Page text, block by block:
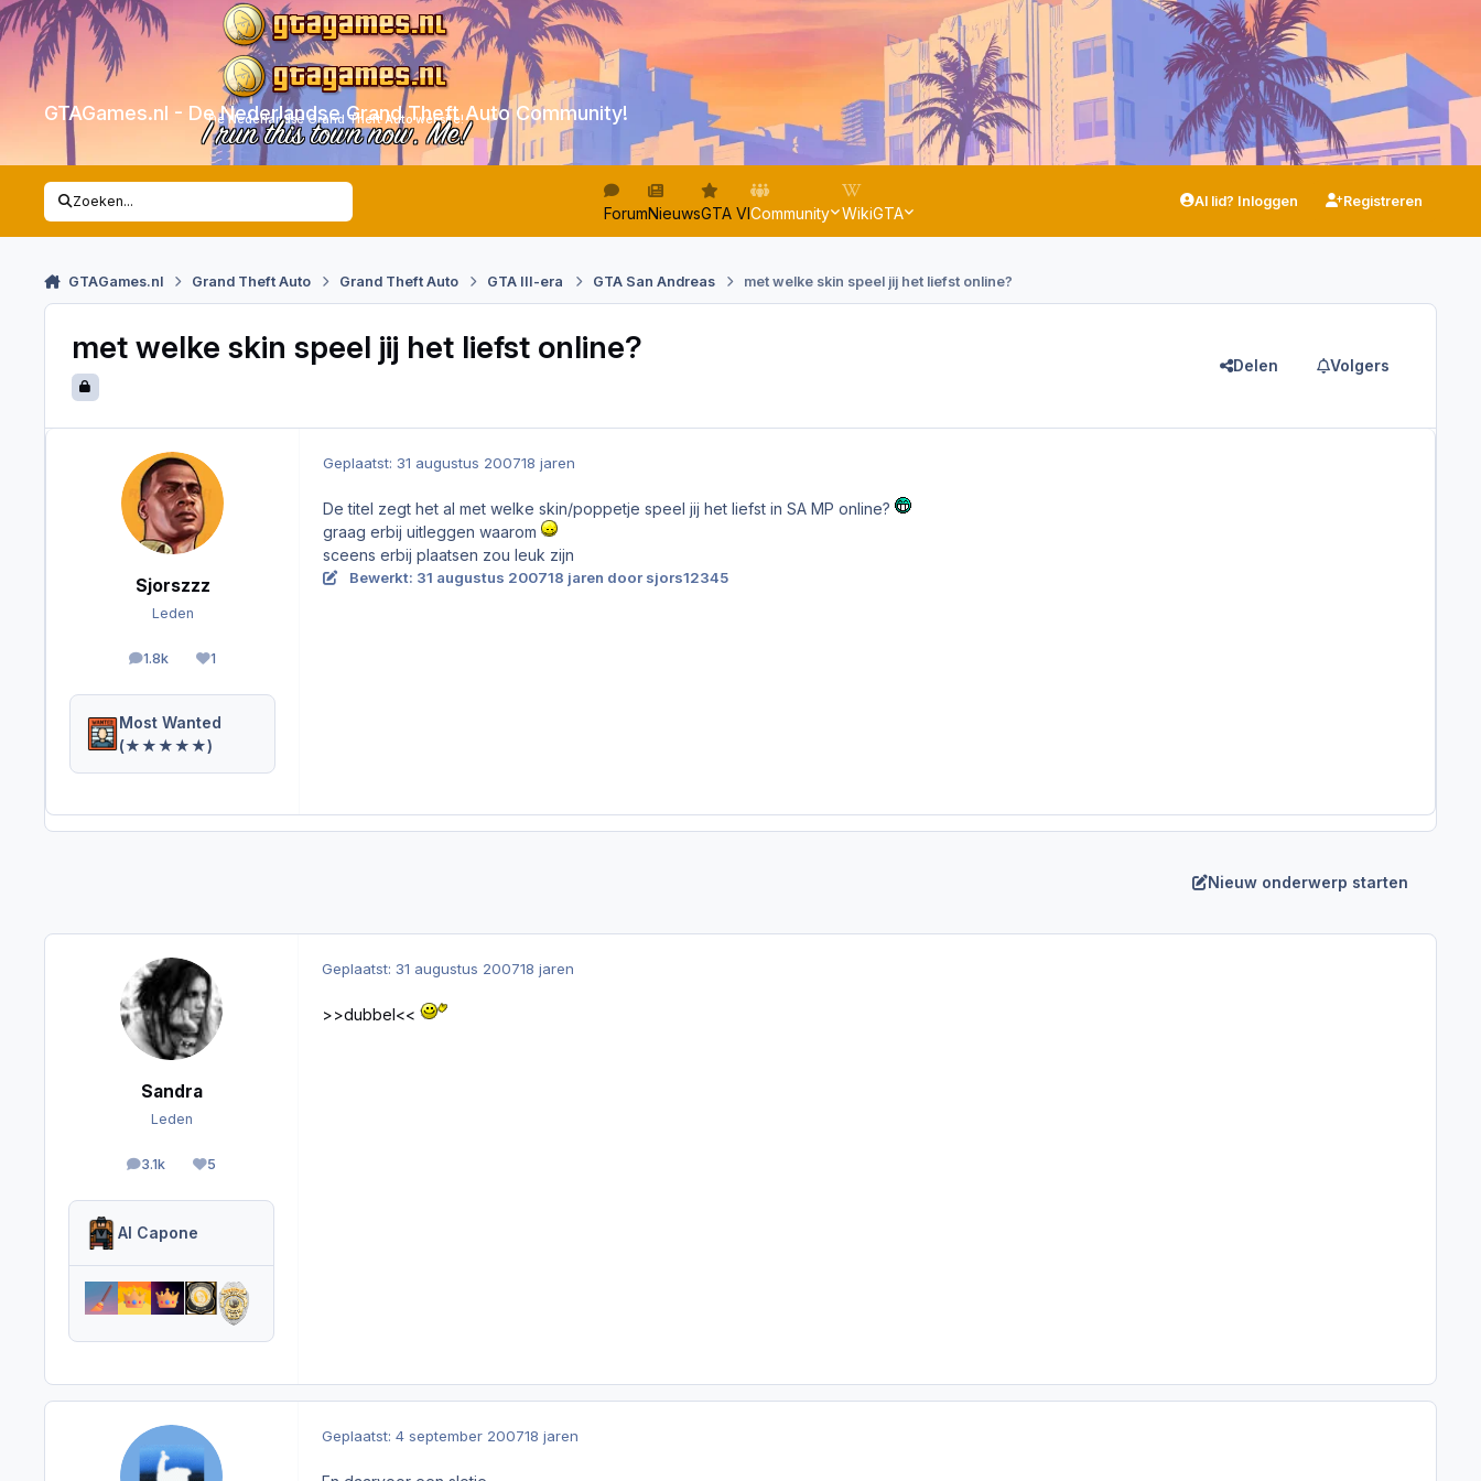
Skip to content
GTAGames.nl - De Nederlandse Grand Theft Auto Community!
De Nederlandse Grand Theft Auto website!
I run this town now. Me!
Zoeken...
ForumNieuwsGTA VICommunity WikiGTA
Al lid? Inloggen Registreren
GTAGames.nl Grand Theft Auto Grand Theft Auto GTA III-era GTA San Andreas met welke skin speel jij het liefst online?
met welke skin speel jij het liefst online? Delen Volgers
Sjorszzz
Leden
1.8k
berichten1
Reputation
Most Wanted
(★★★★★)
Geplaatst: 31 augustus 200718 jaren
De titel zegt het al met welke skin/poppetje speel jij het liefst in SA MP online?
graag erbij uitleggen waarom
sceens erbij plaatsen zou leuk zijn
Bewerkt: 31 augustus 200718 jaren door sjors12345
Nieuw onderwerp starten
Sandra
Leden
3.1k
berichten5
Reputation
Al Capone
Geplaatst: 31 augustus 200718 jaren
>>dubbel<<
Geplaatst: 4 september 200718 jaren